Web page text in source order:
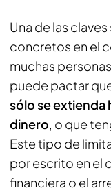
Una de las
concretos en el
muchas
puede pactar
sólo se extienda
dinero, o que
Este tipo de
por escrito en el
financiera o el